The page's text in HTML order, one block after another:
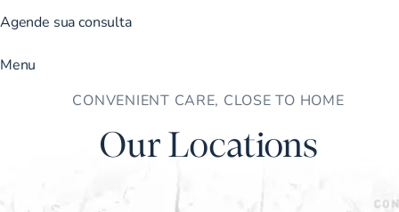
Agende sua consulta
Menu
CONVENIENT CARE, CLOSE TO HOME
Our Locations